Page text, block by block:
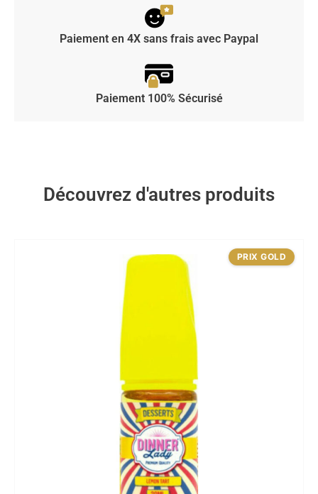
Paiement en 4X sans frais avec Paypal
Paiement 100% Sécurisé
Découvrez d'autres produits
PRIX GOLD